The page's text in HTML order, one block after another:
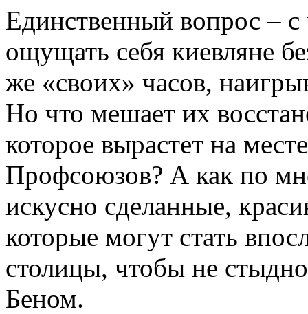
Единственный вопрос –
ощущать себя киевляне
же «своих» часов,
Но что мешает их
которое вырастет на
Профсоюзов? А как по
искусно сделанные,
которые могут стать
столицы, чтобы не
Беном.